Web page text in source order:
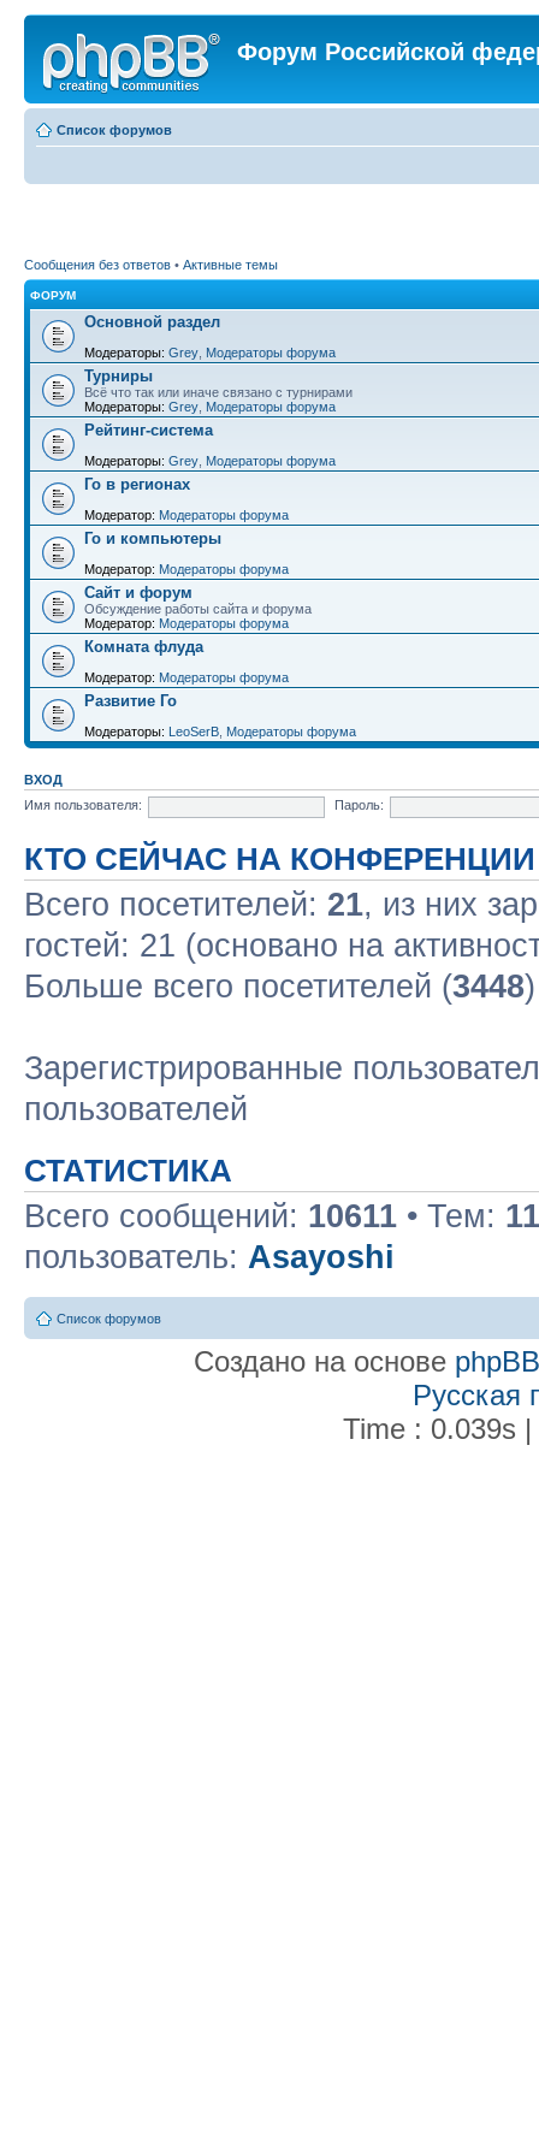
Форум Российской
Список форумов
Сообщения без ответов • Активные темы
ФОРУМ
Основной раздел
Модераторы: Grey Модераторы форума
Турниры
Всё что так или иначе связано с турнирами
Модераторы: Grey Модераторы форума
Рейтинг-система
Модераторы: Grey Модераторы форума
Го в регионах
Модератор: Модераторы форума
Го и компьютеры
Модератор: Модераторы форума
Сайт и форум
Обсуждение работы сайта и форума
Модератор: Модераторы форума
Комната флуда
Модератор: Модераторы форума
Развитие Го
Модераторы: LeoSerB Модераторы форума
ВХОД
Имя пользователя:
Пароль:
КТО СЕЙЧАС НА КОНФЕРЕНЦИИ
Всего посетителей: 21, из них
гостей: 21 (основано на
Больше всего посетителей (3448
Зарегистрированные
пользователей
СТАТИСТИКА
Всего сообщений: 10611 • Тем:
пользователь: Asayoshi
Список форумов
Создано на основе phpBB
Русская
Time : 0.039s